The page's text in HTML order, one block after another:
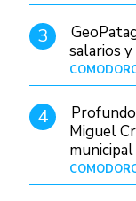
3
salarios
4
Miguel
municipal